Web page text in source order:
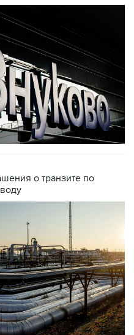
о транзите по